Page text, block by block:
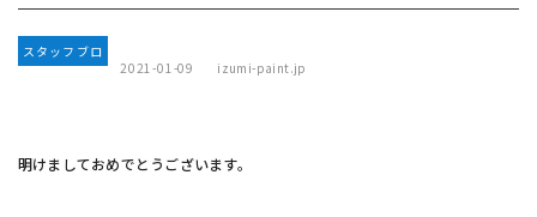
スタッフブロ
2021-01-09 izumi-paint.jp
明けましておめでとうございます。